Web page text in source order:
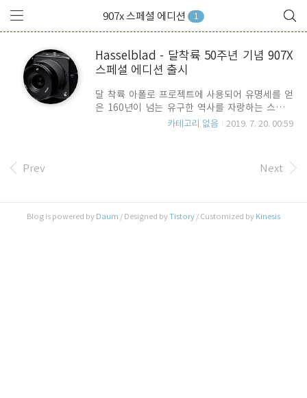
907x 스페셜 에디션 1
Hasselblad - 달착륙 50주년 기념 907X
스페셜 에디션 출시
달 착륙 아폴로 프로젝트에 사용되어 유명세를 얻
은 160년이 넘는 유구한 역사를 자랑하는 스웨덴
카메라 업체 Hasselblad(핫셀블라드)에서 달 착륙
티드 에디션 답게, 바디 측면에 "ON THE MOON
SINCE - 1969 -"라는 명판을 달았습니다. 907X 카
용자 인터페이스로는 60fps 3인치 틸팅 터치 스크
린를 지원하고, USB-C, 2개의 UHS-II 카드 슬롯을
카테고리 없음 2019. 7. 20. 00:59
Prev Next
Blog is powered by Daum / Designed byTistory / Customized by Kinesis